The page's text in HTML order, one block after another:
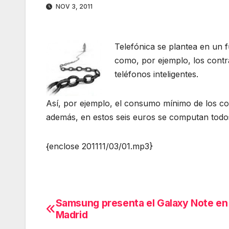
NOV 3, 2011
Telefónica se plantea en un
como, por ejemplo, los
teléfonos inteligentes.
Así, por ejemplo, el consumo mínimo de los
además, en estos seis euros se computan
{enclose 201111/03/01.mp3}
Navegación
Samsung presenta el Galaxy Note en
Madrid